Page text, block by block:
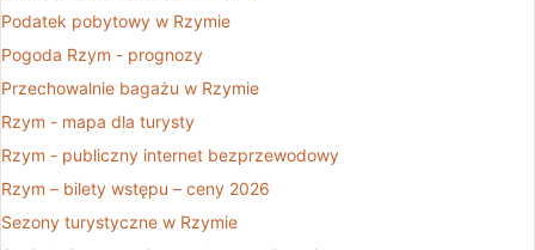
Podatek pobytowy w Rzymie
Pogoda Rzym - prognozy
Przechowalnie bagażu w Rzymie
Rzym - mapa dla turysty
Rzym - publiczny internet bezprzewodowy
Rzym – bilety wstępu – ceny 2026
Sezony turystyczne w Rzymie